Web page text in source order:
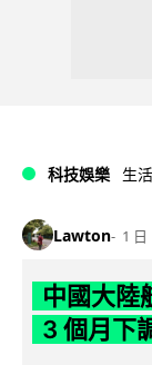
科技娛樂 生
Lawton 1 日
中國大陸
3 個月下